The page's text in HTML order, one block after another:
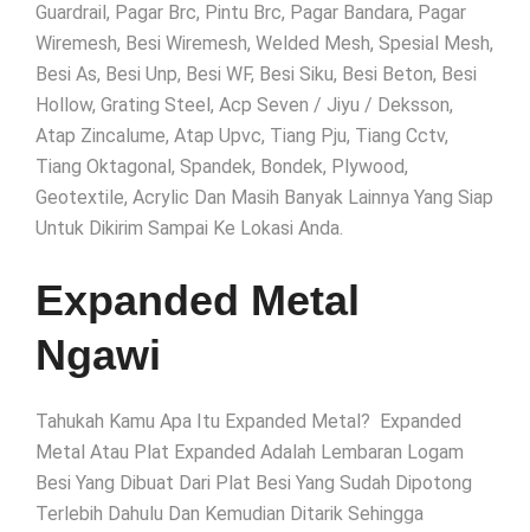
Guardrail, Pagar Brc, Pintu Brc, Pagar Bandara, Pagar
Wiremesh, Besi Wiremesh, Welded Mesh, Spesial Mesh,
Besi As, Besi Unp, Besi WF, Besi Siku, Besi Beton, Besi
Hollow, Grating Steel, Acp Seven / Jiyu / Deksson,
Atap Zincalume, Atap Upvc, Tiang Pju, Tiang Cctv,
Tiang Oktagonal, Spandek, Bondek, Plywood,
Geotextile, Acrylic Dan Masih Banyak Lainnya Yang Siap
Untuk Dikirim Sampai Ke Lokasi Anda.
Expanded Metal
Ngawi
Tahukah Kamu Apa Itu Expanded Metal? Expanded
Metal Atau Plat Expanded Adalah Lembaran Logam
Besi Yang Dibuat Dari Plat Besi Yang Sudah Dipotong
Terlebih Dahulu Dan Kemudian Ditarik Sehingga